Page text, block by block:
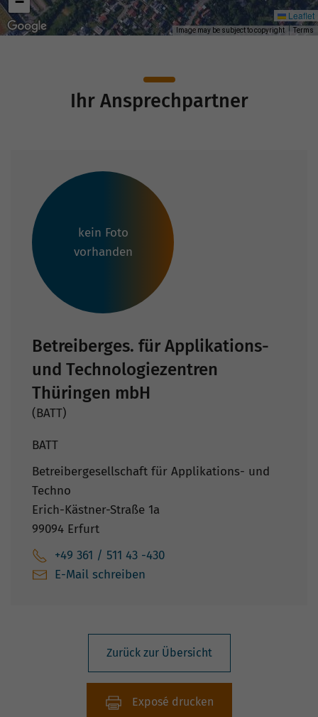
Leaflet
Image may be subject to copyright Terms
Ihr Ansprechpartner
kein Foto
vorhanden
Betreiberges. für Applikations-
und Technologiezentren
Thüringen mbH
(BATT)
BATT
Betreibergesellschaft für Applikations- und
Techno
Erich-Kästner-Straße 1a
99094 Erfurt
+49 361 / 511 43 -430
E-Mail schreiben
Zurück zur Übersicht
Exposé drucken